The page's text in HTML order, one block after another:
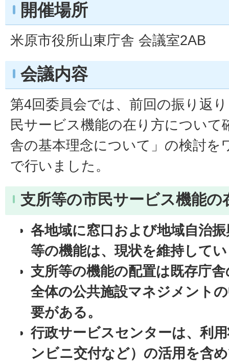
開催場所
米原市役所山東庁舎 会議室2AB
会議内容
第4回委員会では、前回の振り返
民サービス機能の在り方について
舎の基本理念について」の検討を
で行いました。
支所等の市民サービス機能の
各地域に窓口および地域自治
等の機能は、現状を維持して
支所等の機能の配置は既存庁
全体の公共施設マネジメント
要がある。
行政サービスセンターは、利
ンビニ交付など）の活用を含